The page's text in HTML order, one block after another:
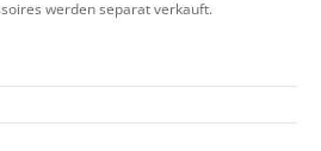
werden separat verkauft.